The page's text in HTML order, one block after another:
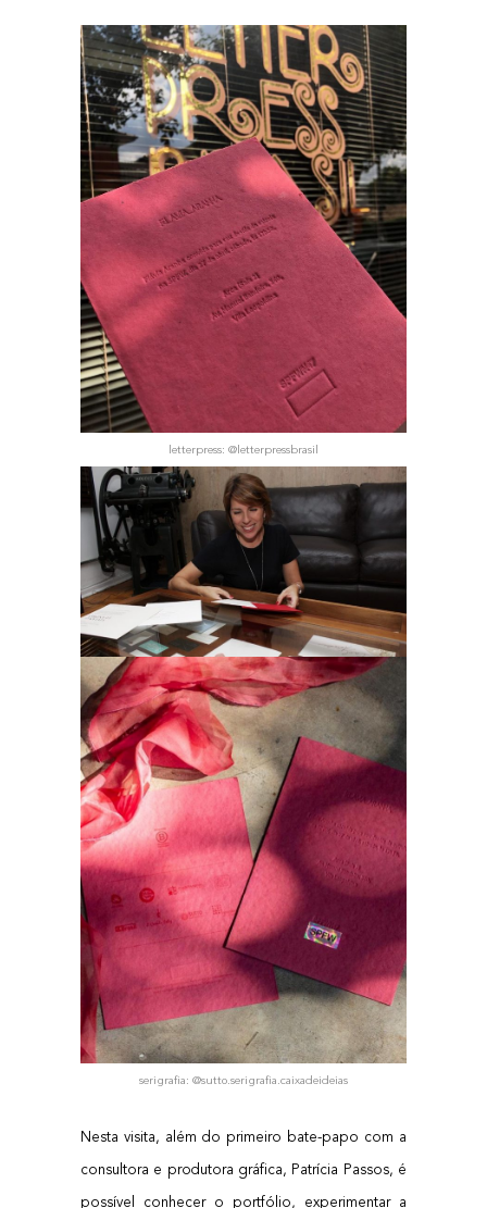
let­ter­press: @letterpressbrasil
seri­gra­fia: @sutto.serigrafia.caixadeideias
Nes­ta visi­ta, além do pri­mei­ro bate-papo com a
con­sul­to­ra e pro­du­to­ra grá­fi­ca, Patrí­cia Pas­sos, é
pos­sí­vel conhe­cer o port­fó­lio, expe­ri­men­tar a